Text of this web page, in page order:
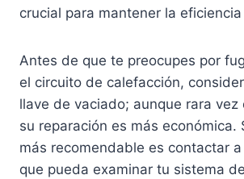
crucial para mantener la
Antes de que te preocupes por
el circuito de calefacción,
llave de vaciado; aunque rara vez
su reparación es más económica.
más recomendable es contactar
que pueda examinar tu sistema